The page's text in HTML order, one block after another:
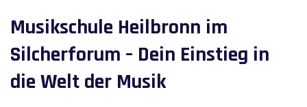
Musikschule Heilbronn im
Silcherforum – Dein Einstieg in
die Welt der Musik